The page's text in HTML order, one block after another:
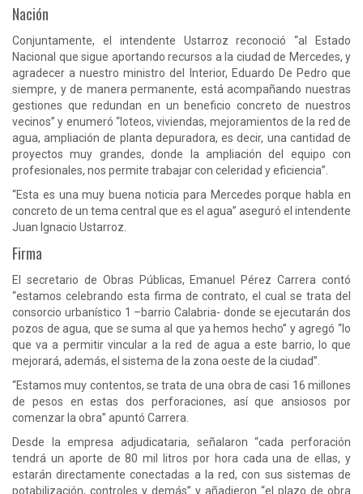
Nación
Conjuntamente, el intendente Ustarroz reconoció “al Estado
Nacional que sigue aportando recursos a la ciudad de Mercedes, y
agradecer a nuestro ministro del Interior, Eduardo De Pedro que
siempre, y de manera permanente, está acompañando nuestras
gestiones que redundan en un beneficio concreto de nuestros
vecinos” y enumeró “loteos, viviendas, mejoramientos de la red de
agua, ampliación de planta depuradora, es decir, una cantidad de
proyectos muy grandes, donde la ampliación del equipo con
profesionales, nos permite trabajar con celeridad y eficiencia”.
“Esta es una muy buena noticia para Mercedes porque habla en
concreto de un tema central que es el agua” aseguró el intendente
Juan Ignacio Ustarroz.
Firma
El secretario de Obras Públicas, Emanuel Pérez Carrera contó
“estamos celebrando esta firma de contrato, el cual se trata del
consorcio urbanístico 1 –barrio Calabria- donde se ejecutarán dos
pozos de agua, que se suma al que ya hemos hecho” y agregó “lo
que va a permitir vincular a la red de agua a este barrio, lo que
mejorará, además, el sistema de la zona oeste de la ciudad”.
“Estamos muy contentos, se trata de una obra de casi 16 millones
de pesos en estas dos perforaciones, así que ansiosos por
comenzar la obra” apuntó Carrera.
Desde la empresa adjudicataria, señalaron “cada perforación
tendrá un aporte de 80 mil litros por hora cada una de ellas, y
estarán directamente conectadas a la red, con sus sistemas de
potabilización, controles y demás” y añadieron “el plazo de obra